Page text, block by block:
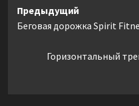
Навигация
записи
Предыдущий
Беговая дорожка Spirit
Горизонтальный